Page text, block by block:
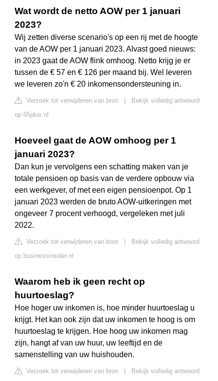
Wat wordt de netto AOW per 1 januari
2023?
Wij zetten diverse scenario's op een rij met de hoogte
van de AOW per 1 januari 2023. Alvast goed nieuws:
in 2023 gaat de AOW flink omhoog. Netto krijg je er
tussen de € 57 en € 126 per maand bij. Wel leveren
we leveren zo'n € 20 inkomensondersteuning in.
Verzoek tot verwijderen van bron
Bekijk volledig antwoord
op 65plus.nl
Hoeveel gaat de AOW omhoog per 1
januari 2023?
Dan kun je vervolgens een schatting maken van je
totale pensioen op basis van de verdere opbouw via
een werkgever, of met een eigen pensioenpot. Op 1
januari 2023 werden de bruto AOW-uitkeringen met
ongeveer 7 procent verhoogd, vergeleken met juli
2022.
Verzoek tot verwijderen van bron
Bekijk volledig antwoord
op businessinsider.nl
Waarom heb ik geen recht op
huurtoeslag?
Hoe hoger uw inkomen is, hoe minder huurtoeslag u
krijgt. Het kan ook zijn dat uw inkomen te hoog is om
huurtoeslag te krijgen. Hoe hoog uw inkomen mag
zijn, hangt af van uw huur, uw leeftijd en de
samenstelling van uw huishouden.
Verzoek tot verwijderen van bron Bekijk volledig antwoord